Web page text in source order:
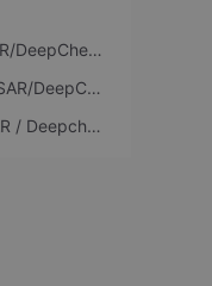
2.建立一个AutoQSAR/DeepChem 模型以预测污染物致突变性.
3.分析和使用AutoQSAR/DeepChem 污染物致突变性模型
4.分析来自AutoQSAR / Deepchem模型的Ames致突变性的预测结果